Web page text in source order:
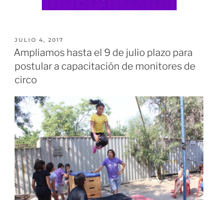
JULIO 4, 2017
Ampliamos hasta el 9 de julio plazo para
postular a capacitación de monitores de
circo